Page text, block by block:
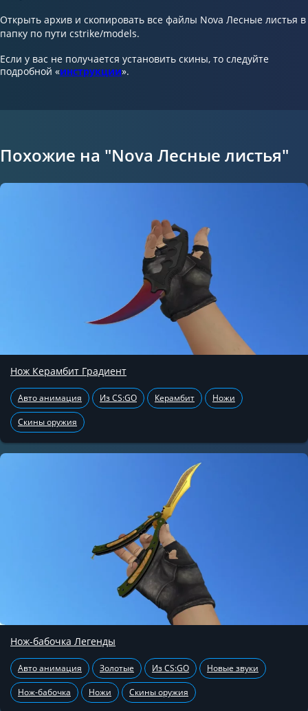
Открыть архив и скопировать все файлы Nova Лесные листья в
папку по пути cstrike/models.
Если у вас не получается установить скины, то следуйте
подробной «инструкции».
Похожие на "Nova Лесные листья"
Нож Керамбит Градиент
Авто анимация Из CS:GO Керамбит Ножи
Скины оружия
Нож-бабочка Легенды
Авто анимация Золотые Из CS:GO Новые звуки
Нож-бабочка Ножи Скины оружия